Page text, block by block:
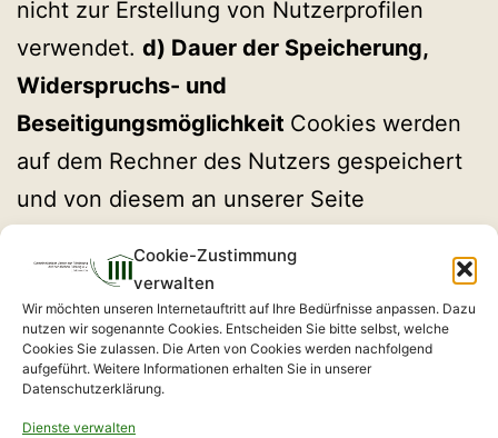
Cookie-Zustimmung
verwalten
Wir möchten unseren Internetauftritt auf Ihre Bedürfnisse anpassen. Dazu
nutzen wir sogenannte Cookies. Entscheiden Sie bitte selbst, welche
Cookies Sie zulassen. Die Arten von Cookies werden nachfolgend
aufgeführt. Weitere Informationen erhalten Sie in unserer
Datenschutzerklärung.
Dienste verwalten
nicht zur Erstellung von Nutzerprofilen
verwendet. d) Dauer der Speicherung,
Widerspruchs- und
Beseitigungsmöglichkeit Cookies werden
auf dem Rechner des Nutzers gespeichert
und von diesem an unserer Seite
auch die volle Kontrolle über die
Verwendung von Cookies. Durch eine
Änderung der Einstellungen in Ihrem
Internetbrowser können Sie die
Übertragung von Cookies deaktivieren oder